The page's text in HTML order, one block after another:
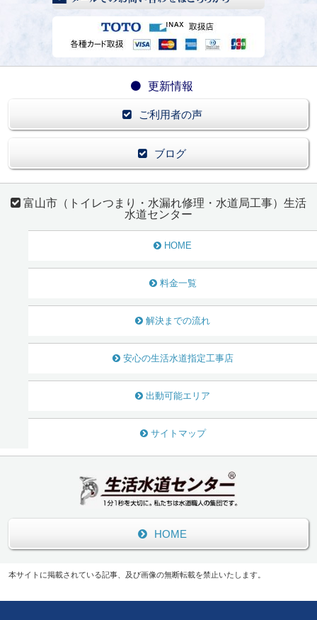
更新情報
ご利用者の声
ブログ
富山市（トイレつまり・水漏れ修理・水道局工事）生活
水道センター
HOME
料金一覧
解決までの流れ
安心の生活水道指定工事店
出動可能エリア
サイトマップ
HOME
本サイトに掲載されている記事、及び画像の無断転載を禁止いたします。